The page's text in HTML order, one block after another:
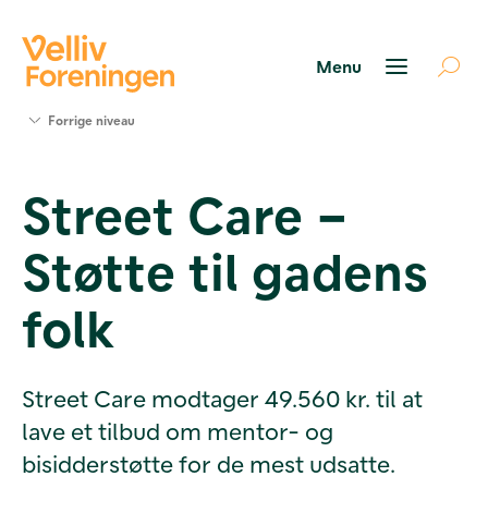
Værktøjer
og viden
Om Velliv
Foreningen
os
Forrige niveau
Street Care –
Støtte til gadens
folk
Street Care modtager 49.560 kr. til at
lave et tilbud om mentor- og
bisidderstøtte for de mest udsatte.